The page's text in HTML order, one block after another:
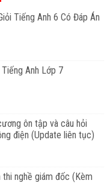
Tiếng Anh 6 Có Đáp Án
Anh Lớp 7
ôn tập và câu hỏi
điện (Update liên tục)
nghề giám đốc (Kèm